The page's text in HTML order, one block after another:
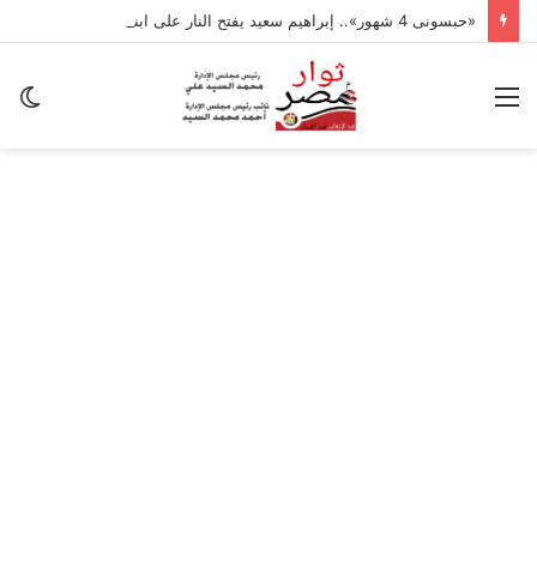
القائمة